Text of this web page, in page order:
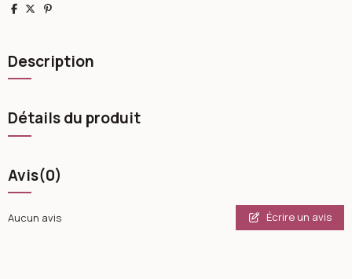
Partager
TweetPinterest
Description
Détails du produit
Avis(0)
Aucun avis Écrire un avis